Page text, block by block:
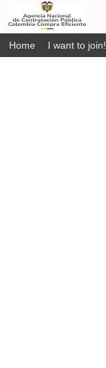
Home I want to join!